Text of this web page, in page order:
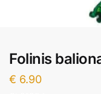
Folinis
€ 6.90